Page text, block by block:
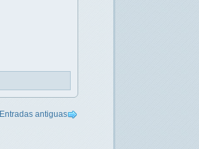
Entradas antiguas